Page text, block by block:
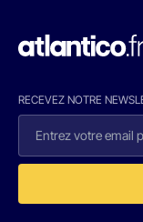
RECEVEZ NOTRE